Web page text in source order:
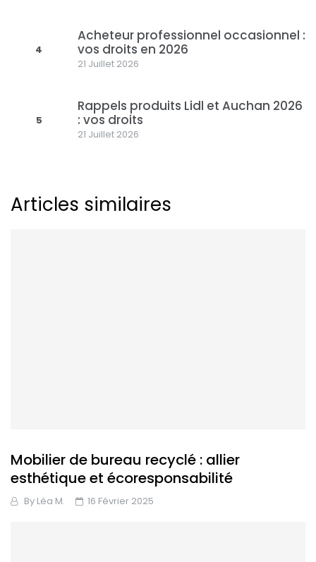
4
Acheteur professionnel occasionnel :
vos droits en 2026
21 Juillet 2026
5
Rappels produits Lidl et Auchan 2026
: vos droits
21 Juillet 2026
Articles similaires
Mobilier de bureau recyclé : allier
esthétique et écoresponsabilité
By Léa M. 16 Février 2025